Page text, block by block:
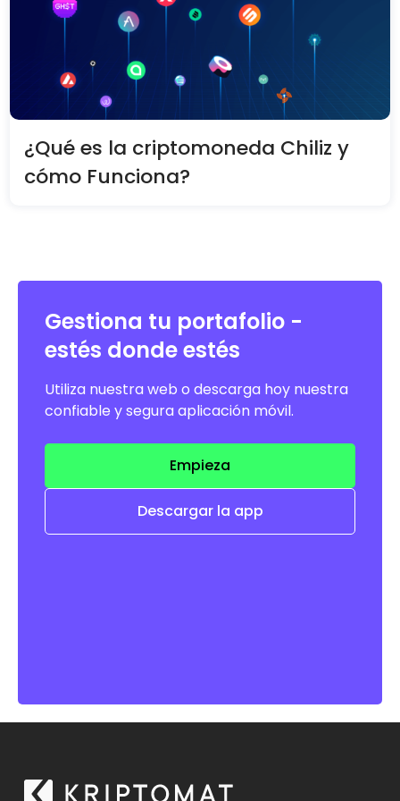
¿Qué es la criptomoneda Chiliz y
cómo Funciona?
Gestiona tu portafolio -
estés donde estés
Utiliza nuestra web o descarga hoy nuestra
confiable y segura aplicación móvil.
Empieza
Descargar la app